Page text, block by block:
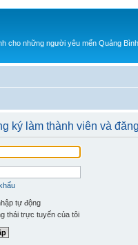
cho những người yêu mến Quảng Bình
ký làm thành viên và
tự động
thái trực tuyến của tôi